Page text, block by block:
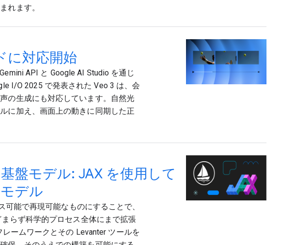
れます。
に対応開始
API と Google AI Studio を通じ
I/O 2025 で発表された Veo 3 は、会
の生成にも対応しています。自然光
に加え、画面上の動きに同期した正
盤モデル: JAX を使用して
デル
能で再現可能なものにすることで、
らず科学的プロセス全体にまで拡張
ームワークとその Levanter ツールを